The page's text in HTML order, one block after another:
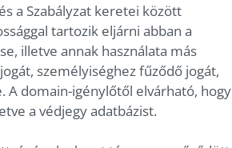
a Szabályzat keretei között
tartozik eljárni abban a
illetve annak használata más
személyiséghez fűződő jogát,
A domain-igénylőtől elvárható, hogy
a védjegy adatbázist.